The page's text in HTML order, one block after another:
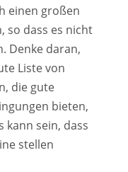
einen großen
so dass es nicht
Denke daran,
Liste von
die gute
bieten,
kann sein, dass
stellen